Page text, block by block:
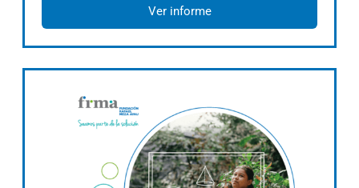
Ver informe